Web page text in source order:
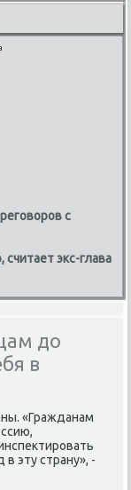
с
экс-глава
до
в
«Гражданам
эту страну», -